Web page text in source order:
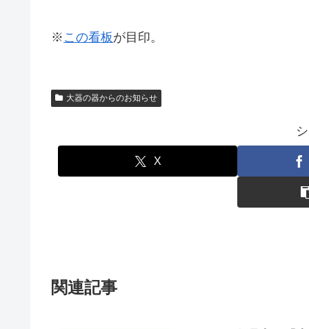
※ この看板が目印。
大器の器からのお知らせ
X
関連記事